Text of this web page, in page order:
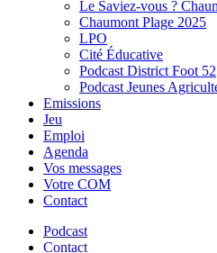
Le Saviez-vous ?
Chaumont Plage 2025
LPO
Cité Éducative
Podcast District Foot 52
Podcast Jeunes
Emissions
Jeu
Emploi
Agenda
Vos messages
Votre COM
Contact
Podcast
Contact